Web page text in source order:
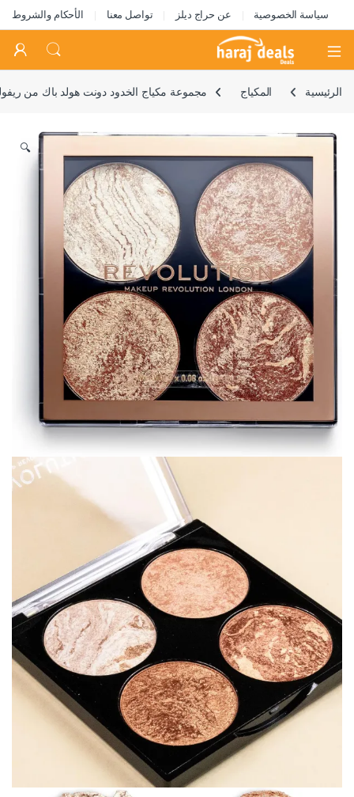
سياسة الخصوصية عن حراج ديلز تواصل معنا الأحكام والشروط
Open
الرئيسية المكياج مجموعة مكياج الخدود دونت هولد باك من
🔍